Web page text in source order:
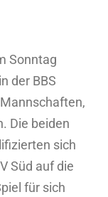
Sonntag
der BBS
Die beiden
sich
Süd auf die
für sich